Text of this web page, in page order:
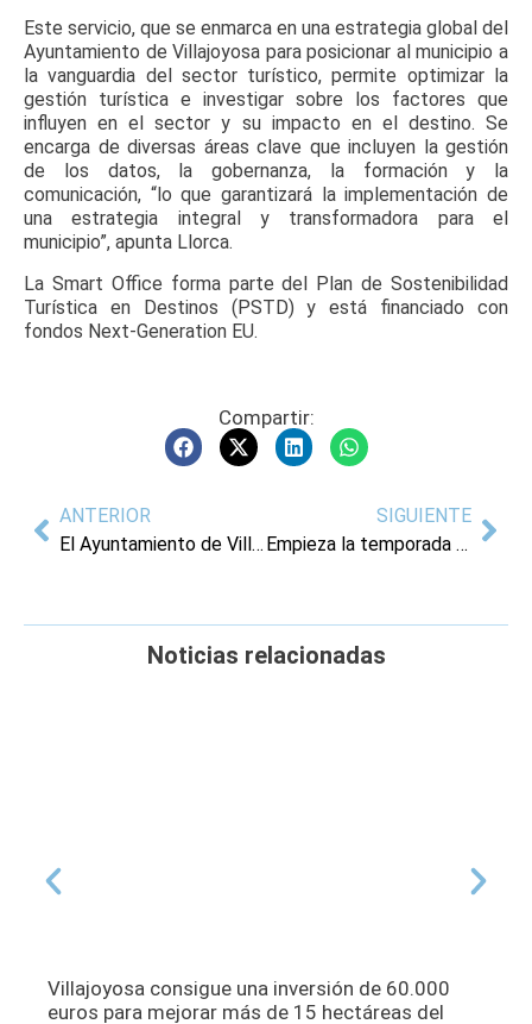
Este servicio, que se enmarca en una estrategia global del
Ayuntamiento de Villajoyosa para posicionar al municipio a
la vanguardia del sector turístico, permite optimizar la
gestión turística e investigar sobre los factores que
influyen en el sector y su impacto en el destino. Se
encarga de diversas áreas clave que incluyen la gestión
de los datos, la gobernanza, la formación y la
comunicación, “lo que garantizará la implementación de
una estrategia integral y transformadora para el
municipio”, apunta Llorca.
La Smart Office forma parte del Plan de Sostenibilidad
Turística en Destinos (PSTD) y está financiado con
fondos Next-Generation EU.
Compartir:
ANTERIOR
El Ayuntamiento de Villajoyosa ofrece un servicio gratuito de autobús para acceder a la playa centro durante este verano
SIGUIENTE
Empieza la temporada estival en Villajoyosa con el izado de las banderas que reconocen la excelencia de las playas
Noticias relacionadas
Villajoyosa consigue una inversión de 60.000
euros para mejorar más de 15 hectáreas del